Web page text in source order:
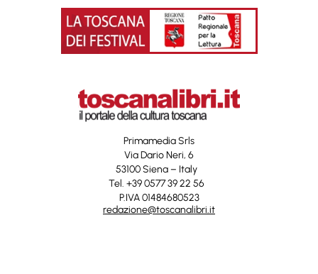
Primamedia Srls
Via Dario Neri, 6
53100 Siena – Italy
Tel. +39 0577 39 22 56
P.IVA 01484680523
redazione@toscanalibri.it